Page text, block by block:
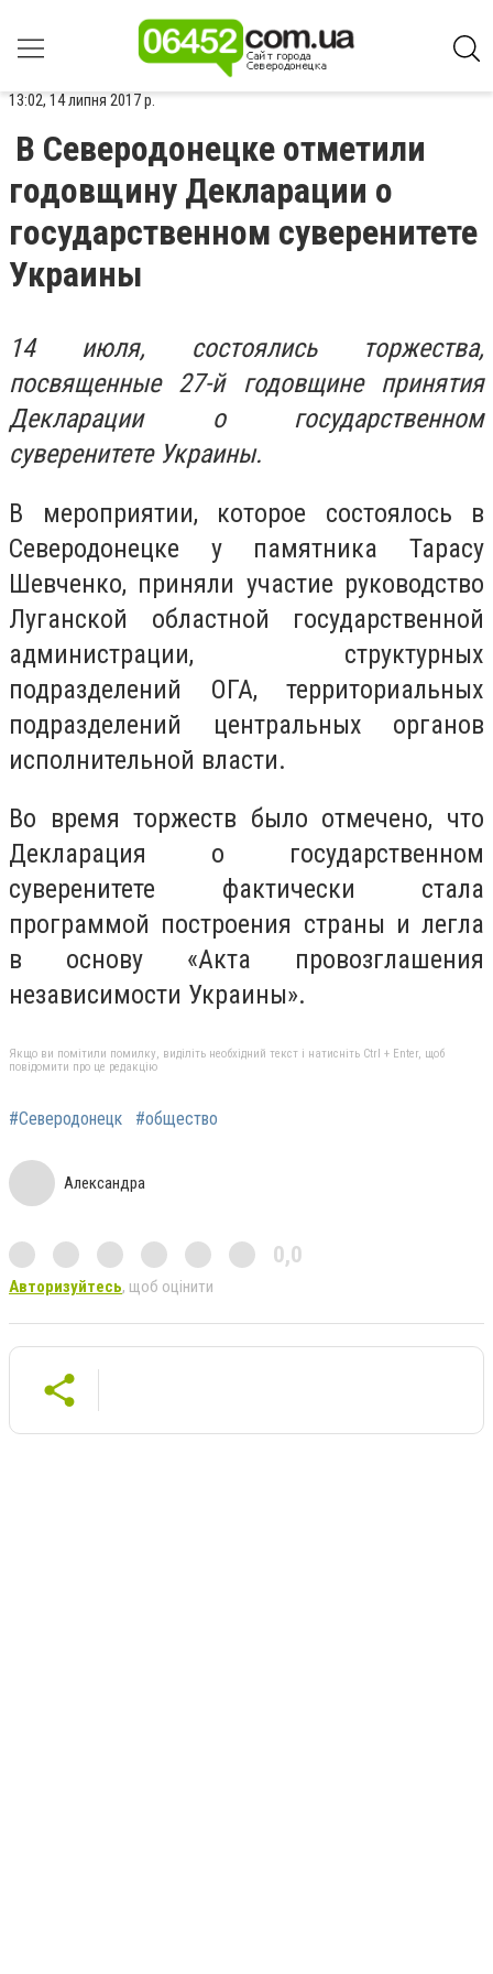
13:02, 14 липня 2017 р.
В Северодонецке отметили
годовщину Декларации о
государственном суверенитете
Украины
14 июля, состоялись торжества,
посвященные 27-й годовщине принятия
Декларации о государственном
суверенитете Украины.
В мероприятии, которое состоялось в
Северодонецке у памятника Тарасу
Шевченко, приняли участие руководство
Луганской областной государственной
администрации, структурных
подразделений ОГА, территориальных
подразделений центральных органов
исполнительной власти.
Во время торжеств было отмечено, что
Декларация о государственном
суверенитете фактически стала
программой построения страны и легла
в основу «Акта провозглашения
независимости Украины».
Якщо ви помітили помилку, виділіть необхідний текст і натисніть Ctrl + Enter, щоб
повідомити про це редакцію
#Северодонецк #общество
Александра
0,0
Авторизуйтесь, щоб оцінити